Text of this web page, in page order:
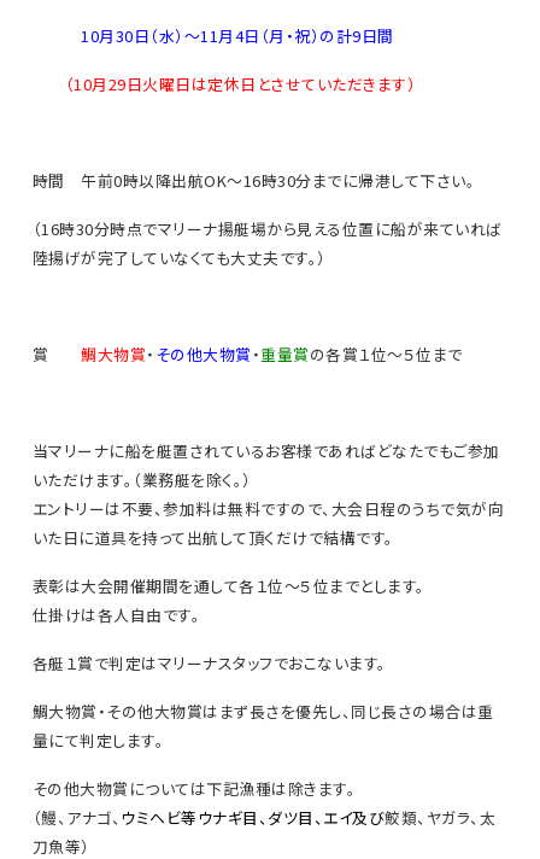
10月30日（水）～11月4日（月・祝）の計9日間
（10月29日火曜日は定休日とさせていただきます）
時間 午前0時以降出航OK〜16時30分までに帰港して下さい。
（16時30分時点でマリーナ揚艇場から見える位置に船が来ていれば
陸揚げが完了していなくても大丈夫です。）
賞鯛大物賞・ その他大物賞 ・重量賞の各賞１位〜５位まで
当マリーナに船を艇置されているお客様であればどなたでもご参加
いただけます。（業務艇を除く。）
エントリーは不要、参加料は無料ですので、大会日程のうちで気が向
いた日に道具を持って出航して頂くだけで結構です。
表彰は大会開催期間を通して各１位〜５位までとします。
仕掛けは各人自由です。
各艇１賞で判定はマリーナスタッフでおこないます。
鯛大物賞・その他大物賞はまず長さを優先し、同じ長さの場合は重
量にて判定します。
その他大物賞については下記漁種は除きます。
（鰻、アナゴ、 ウミヘビ等ウナギ目、ダツ目、エイ及び鮫類、ヤガラ、太
刀魚等）